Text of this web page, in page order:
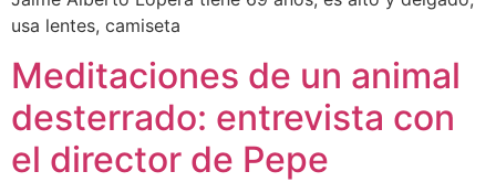
usa lentes, camiseta
Meditaciones de un animal
desterrado: entrevista con
el director de Pepe